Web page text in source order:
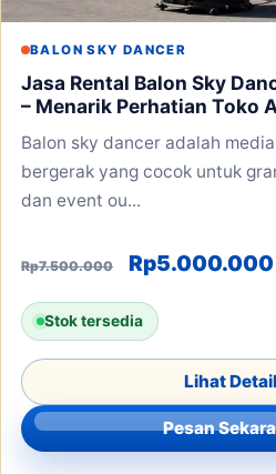
BALON SKY DANCER
Jasa Rental Balon Sky
– Menarik Perhatian Toko
Balon sky dancer adalah
bergerak yang cocok untuk
dan event ou...
Rp7.500.000 Harga
Rp5.000.000
Stok tersedia
Lihat Detail
Pesan